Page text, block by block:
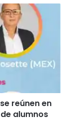
reúnen en
alumnos